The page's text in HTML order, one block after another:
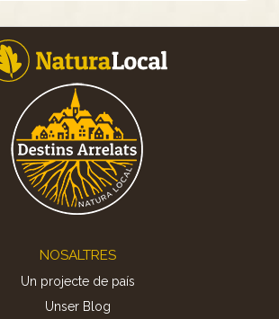
NOSALTRES
Un projecte de país
Unser Blog